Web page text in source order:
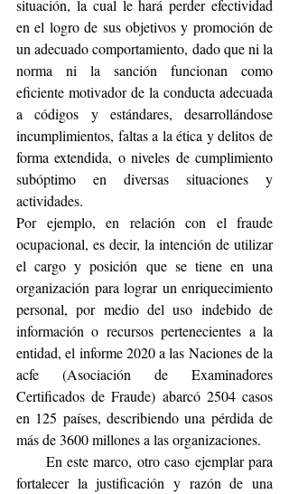
situación, la cual le hará perder efectividad
en el logro de sus objetivos y promoción de
un adecuado comportamiento, dado que ni la
norma ni la sanción funcionan como
eficiente motivador de la conducta adecuada
a códigos y estándares, desarrollándose
incumplimientos, faltas a la ética y delitos de
forma extendida, o niveles de cumplimiento
subóptimo en diversas situaciones y
actividades.
Por ejemplo, en relación con el fraude
ocupacional, es decir, la intención de utilizar
el cargo y posición que se tiene en una
organización para lograr un enriquecimiento
personal, por medio del uso indebido de
información o recursos pertenecientes a la
entidad, el informe 2020 a las Naciones de la
acfe (Asociación de Examinadores
Certificados de Fraude) abarcó 2504 casos
en 125 países, describiendo una pérdida de
más de 3600 millones a las organizaciones.
fortalecer la justificación y razón de una